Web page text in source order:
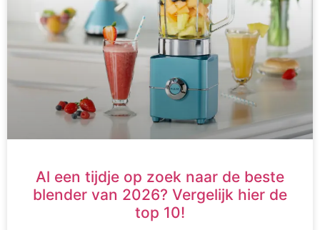
Al een tijdje op zoek naar de beste
blender van 2026? Vergelijk hier de
top 10!